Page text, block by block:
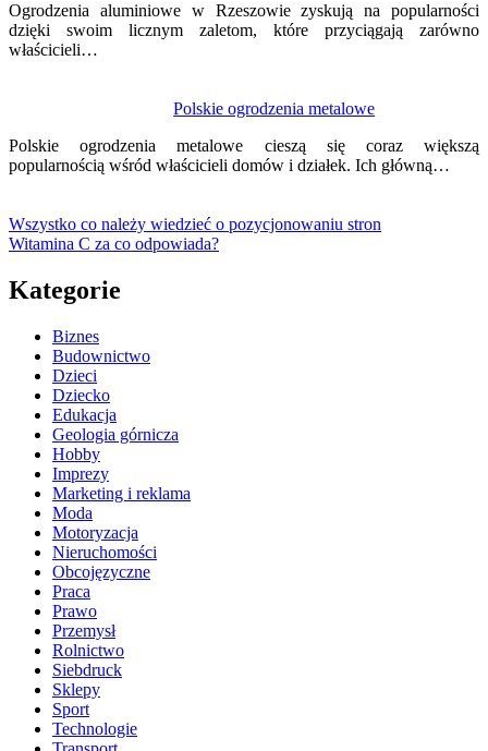
Ogrodzenia aluminiowe w Rzeszowie zyskują na popularności
dzięki swoim licznym zaletom, które przyciągają zarówno
właścicieli…
Polskie ogrodzenia metalowe
Polskie ogrodzenia metalowe cieszą się coraz większą
popularnością wśród właścicieli domów i działek. Ich główną…
Wszystko co należy wiedzieć o pozycjonowaniu stron
Witamina C za co odpowiada?
Kategorie
Biznes
Budownictwo
Dzieci
Dziecko
Edukacja
Geologia górnicza
Hobby
Imprezy
Marketing i reklama
Moda
Motoryzacja
Nieruchomości
Obcojęzyczne
Praca
Prawo
Przemysł
Rolnictwo
Siebdruck
Sklepy
Sport
Technologie